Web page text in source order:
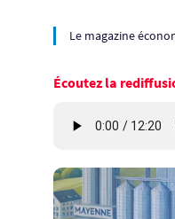
Le magazine
Écoutez la